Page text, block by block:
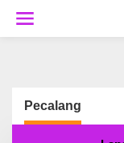
i
Pecalang